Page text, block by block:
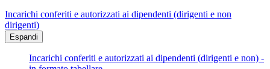
Incarichi conferiti e autorizzati ai dipendenti (dirigenti e non
dirigenti)
Espandi
Incarichi conferiti e autorizzati ai dipendenti (dirigenti e non) -